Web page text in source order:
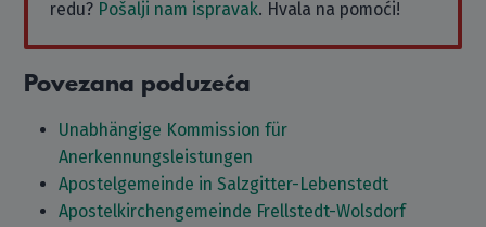
redu? Pošalji nam ispravak. Hvala na pomoći!
Povezana poduzeća
Unabhängige Kommission für
Anerkennungsleistungen
Apostelgemeinde in Salzgitter-Lebenstedt
Apostelkirchengemeinde Frellstedt-Wolsdorf